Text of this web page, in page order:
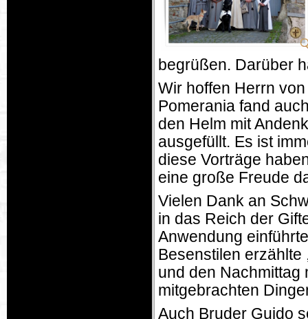
begrüßen. Darüber
Wir hoffen Herrn
Pomerania fand
den Helm mit
ausgefüllt. Es ist
diese Vorträge
eine große Freude
Vielen Dank an
in das Reich der
Anwendung
Besenstilen
und den Nachmittag
mitgebrachten
Auch Bruder Guido